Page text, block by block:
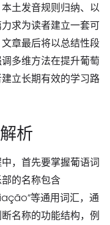
土发音规则归纳、以
求为读者建立一套可
章最后将以总结性段
多维方法在提升葡萄
立长期有效的学习路
析
，首先要掌握葡语词
的名称包含
等通用词汇，通
名称的功能结构，例